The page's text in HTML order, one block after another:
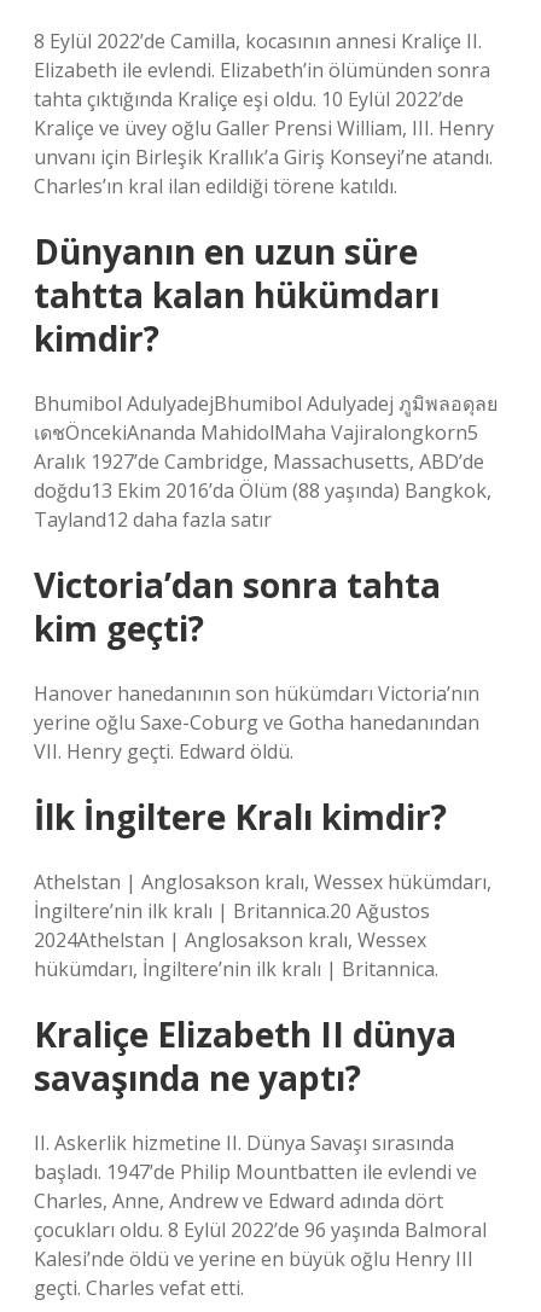
8 Eylül 2022’de Camilla, kocasının annesi Kraliçe II.
Elizabeth ile evlendi. Elizabeth’in ölümünden sonra
tahta çıktığında Kraliçe eşi oldu. 10 Eylül 2022’de
Kraliçe ve üvey oğlu Galler Prensi William, III. Henry
unvanı için Birleşik Krallık’a Giriş Konseyi’ne atandı.
Charles’ın kral ilan edildiği törene katıldı.
Dünyanın en uzun süre
tahtta kalan hükümdarı
kimdir?
Bhumibol AdulyadejBhumibol Adulyadej ภูมิพลอดุลย
เดชÖncekiAnanda MahidolMaha Vajiralongkorn5
Aralık 1927’de Cambridge, Massachusetts, ABD’de
doğdu13 Ekim 2016’da Ölüm (88 yaşında) Bangkok,
Tayland12 daha fazla satır
Victoria’dan sonra tahta
kim geçti?
Hanover hanedanının son hükümdarı Victoria’nın
yerine oğlu Saxe-Coburg ve Gotha hanedanından
VII. Henry geçti. Edward öldü.
İlk İngiltere Kralı kimdir?
Athelstan | Anglosakson kralı, Wessex hükümdarı,
İngiltere’nin ilk kralı | Britannica.20 Ağustos
2024Athelstan | Anglosakson kralı, Wessex
hükümdarı, İngiltere’nin ilk kralı | Britannica.
Kraliçe Elizabeth II dünya
savaşında ne yaptı?
II. Askerlik hizmetine II. Dünya Savaşı sırasında
başladı. 1947’de Philip Mountbatten ile evlendi ve
Charles, Anne, Andrew ve Edward adında dört
çocukları oldu. 8 Eylül 2022’de 96 yaşında Balmoral
Kalesi’nde öldü ve yerine en büyük oğlu Henry III
geçti. Charles vefat etti.